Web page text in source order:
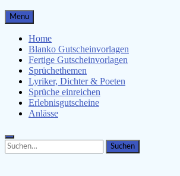
Gutscheinspruch.de
Gutscheinsprüche & Gutscheinvorlagen
Menu
Home
Blanko Gutscheinvorlagen
Fertige Gutscheinvorlagen
Sprüchethemen
Lyriker, Dichter & Poeten
Sprüche einreichen
Erlebnisgutscheine
Anlässe
Search
for:
Search